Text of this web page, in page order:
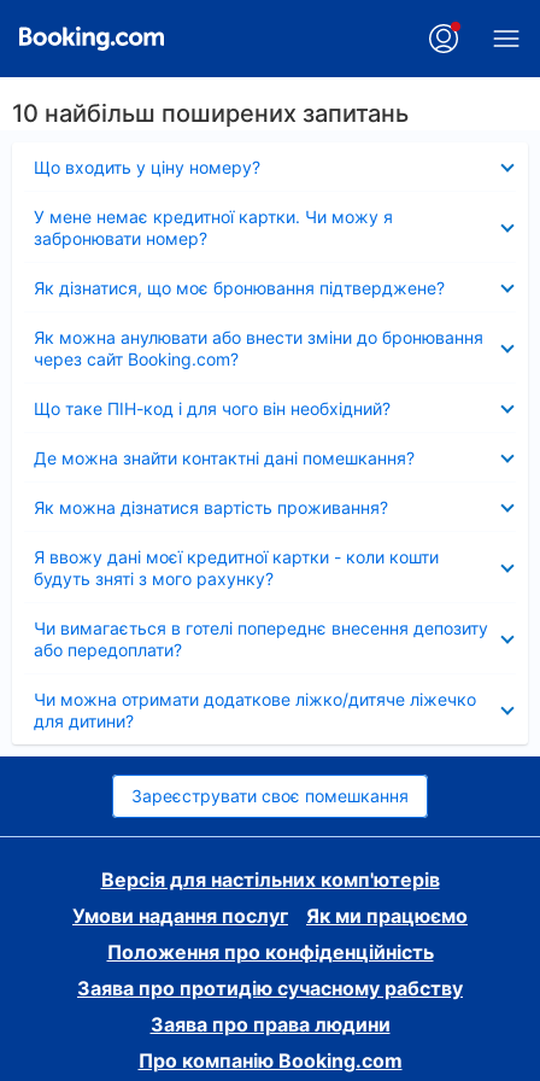
10 найбільш поширених запитань
Що входить у ціну номеру?
У мене немає кредитної картки. Чи можу я
забронювати номер?
Як дізнатися, що моє бронювання підтверджене?
Як можна анулювати або внести зміни до бронювання
через сайт Booking.com?
Що таке ПІН-код і для чого він необхідний?
Де можна знайти контактні дані помешкання?
Як можна дізнатися вартість проживання?
Я ввожу дані моєї кредитної картки - коли кошти
будуть зняті з мого рахунку?
Чи вимагається в готелі попереднє внесення депозиту
або передоплати?
Чи можна отримати додаткове ліжко/дитяче ліжечко
для дитини?
Зареєструвати своє помешкання
Версія для настільних комп'ютерів
Умови надання послуг
Як ми працюємо
Положення про конфіденційність
Заява про протидію сучасному рабству
Заява про права людини
Про компанію Booking.com